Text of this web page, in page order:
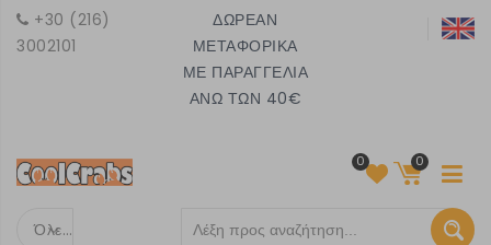
+30 (216)
3002101
ΔΩΡΕΑΝ
ΜΕΤΑΦΟΡΙΚΑ
ΜΕ ΠΑΡΑΓΓΕΛΙΑ
ΑΝΩ ΤΩΝ 40€
Όλες τις κατηγορίες
0 0